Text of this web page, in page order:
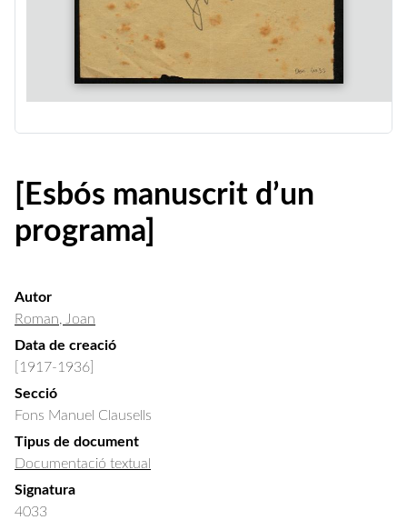
[Esbós manuscrit d’un
programa]
Autor
Roman, Joan
Data de creació
[1917-1936]
Secció
Fons Manuel Clausells
Tipus de document
Documentació textual
Signatura
4033